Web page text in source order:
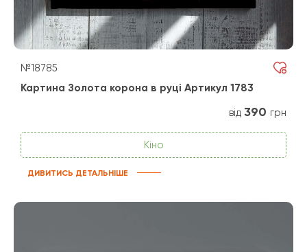
№18785
Картина Золота корона в руці Артикул 1783
від 390 грн
Кіно
ДИВИТИСЬ ДЕТАЛЬНІШЕ